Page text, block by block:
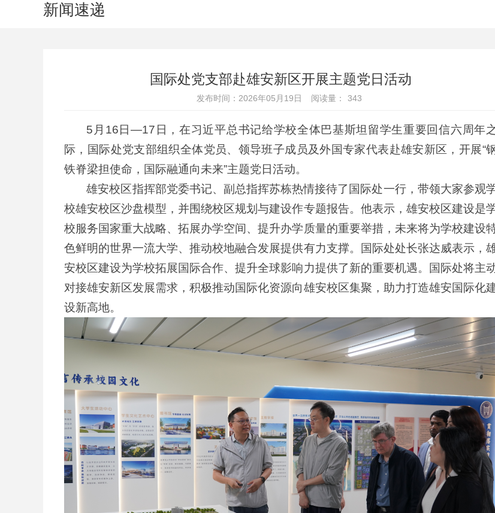
新闻速递
国际处党支部赴雄安新区开展主题党日活动
发布时间：2026年05月19日 阅读量： 343
5月16日—17日，在习近平总书记给学校全体巴基斯坦留学生重要回信六周年之
际，国际处党支部组织全体党员、领导班子成员及外国专家代表赴雄安新区，开展“
铁脊梁担使命，国际融通向未来”主题党日活动。
雄安校区指挥部党委书记、副总指挥苏栋热情接待了国际处一行，带领大家参观
校雄安校区沙盘模型，并围绕校区规划与建设作专题报告。他表示，雄安校区建设是
校服务国家重大战略、拓展办学空间、提升办学质量的重要举措，未来将为学校建设
色鲜明的世界一流大学、推动校地融合发展提供有力支撑。国际处处长张达威表示，
安校区建设为学校拓展国际合作、提升全球影响力提供了新的重要机遇。国际处将主
对接雄安新区发展需求，积极推动国际化资源向雄安校区集聚，助力打造雄安国际化
设新高地。